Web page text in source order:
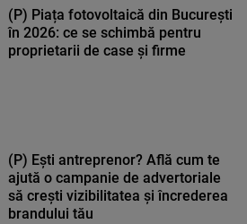
(P) Piața fotovoltaică din București
în 2026: ce se schimbă pentru
proprietarii de case și firme
(P) Ești antreprenor? Află cum te
ajută o campanie de advertoriale
să crești vizibilitatea și încrederea
brandului tău